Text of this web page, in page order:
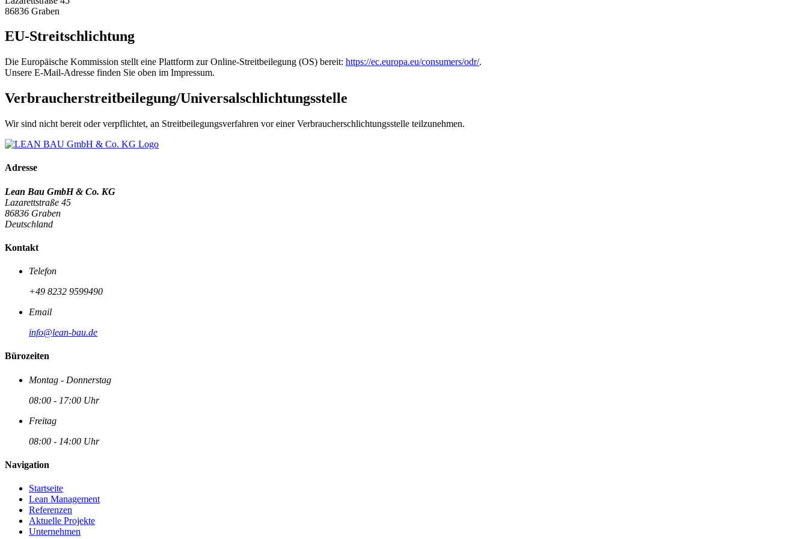
86836 Graben
EU-Streitschlichtung
Die Europäische Kommission stellt eine Plattform zur Online-Streitbeilegung (OS) bereit: https://ec.europa.eu/consumers/odr/.
Unsere E-Mail-Adresse finden Sie oben im Impressum.
Verbraucher­streit­beilegung/Universal­schlichtungs­stelle
Wir sind nicht bereit oder verpflichtet, an Streitbeilegungsverfahren vor einer Verbraucherschlichtungsstelle teilzunehmen.
Adresse
Lean Bau GmbH & Co. KG
Lazarettstraße 45
86836 Graben
Deutschland
Kontakt
Telefon
+49 8232 9599490
Email
info@lean-bau.de
Bürozeiten
Montag - Donnerstag
08:00 - 17:00 Uhr
Freitag
08:00 - 14:00 Uhr
Navigation
Startseite
Lean Management
Referenzen
Aktuelle Projekte
Unternehmen